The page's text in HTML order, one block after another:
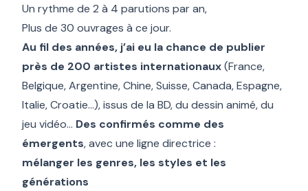
Un rythme de 2 à 4 parutions par an,
Plus de 30 ouvrages à ce jour.
Au fil des années, j’ai eu la chance de publier
près de 200 artistes internationaux(France,
Belgique, Argentine, Chine, Suisse, Canada, Espagne,
Italie, Croatie…), issus de la BD, du dessin animé, du
jeu vidéo… Des confirmés comme des
émergents, avec une ligne directrice :
mélanger les genres, les styles et les
générations